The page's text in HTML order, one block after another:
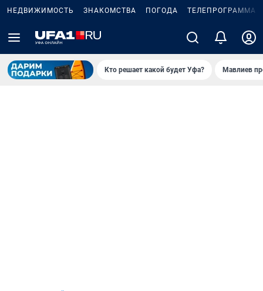
НЕДВИЖИМОСТЬ ЗНАКОМСТВА ПОГОДА ТЕЛЕПРОГРАММА
Кто решает какой будет Уфа? Мавлиев